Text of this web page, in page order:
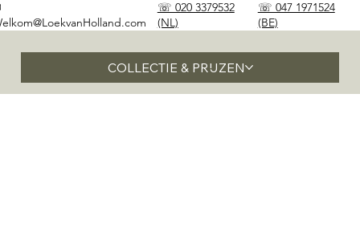
COLLECTIE & PRIJZEN
☏ 020 3379532
(NL)
☏ 047 1971524
(BE)